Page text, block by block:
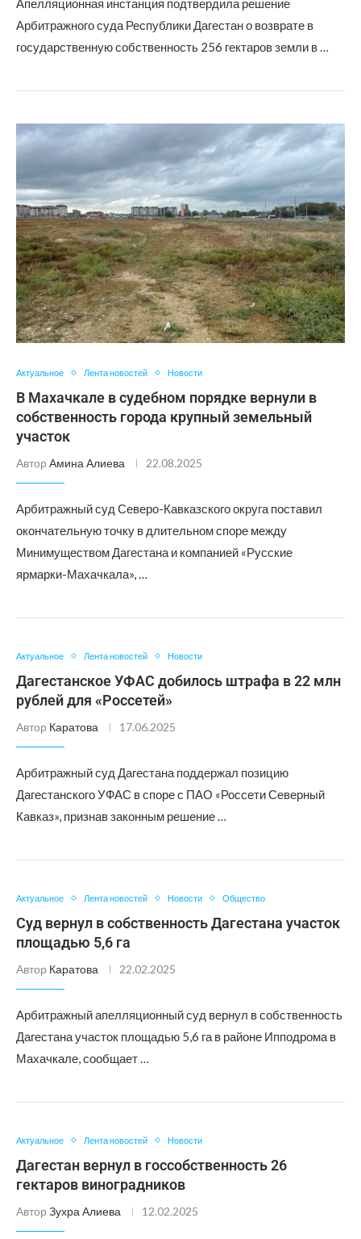
Апелляционная инстанция подтвердила решение
Арбитражного суда Республики Дагестан о возврате в
государственную собственность 256 гектаров земли в …
Актуальное Лента новостей Новости
В Махачкале в судебном порядке вернули в
собственность города крупный земельный
участок
Автор Амина Алиева 22.08.2025
Арбитражный суд Северо-Кавказского округа поставил
окончательную точку в длительном споре между
Минимуществом Дагестана и компанией «Русские
ярмарки-Махачкала», …
Актуальное Лента новостей Новости
Дагестанское УФАС добилось штрафа в 22 млн
рублей для «Россетей»
Автор Каратова 17.06.2025
Арбитражный суд Дагестана поддержал позицию
Дагестанского УФАС в споре с ПАО «Россети Северный
Кавказ», признав законным решение …
Актуальное Лента новостей Новости Общество
Суд вернул в собственность Дагестана участок
площадью 5,6 га
Автор Каратова 22.02.2025
Арбитражный апелляционный суд вернул в собственность
Дагестана участок площадью 5,6 га в районе Ипподрома в
Махачкале, сообщает …
Актуальное Лента новостей Новости
Дагестан вернул в госсобственность 26
гектаров виноградников
Автор Зухра Алиева 12.02.2025